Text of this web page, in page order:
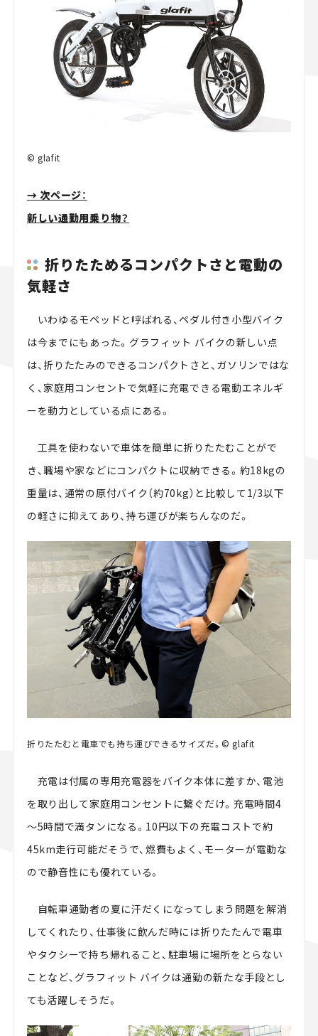
© glafit
→ 次ページ：
新しい通勤用乗り物？
折りたためるコンパクトさと電動の
気軽さ
いわゆるモペッドと呼ばれる、ペダル付き小型バイク
は今までにもあった。グラフィット バイクの新しい点
は、折りたたみのできるコンパクトさと、ガソリンではな
く、家庭用コンセントで気軽に充電できる電動エネルギ
ーを動力としている点にある。
工具を使わないで車体を簡単に折りたたむことがで
き、職場や家などにコンパクトに収納できる。約18kgの
重量は、通常の原付バイク（約70kg）と比較して1/3以下
の軽さに抑えてあり、持ち運びが楽ちんなのだ。
折りたたむと電車でも持ち運びできるサイズだ。© glafit
充電は付属の専用充電器をバイク本体に差すか、電池
を取り出して家庭用コンセントに繋ぐだけ。充電時間4
～5時間で満タンになる。10円以下の充電コストで約
45km走行可能だそうで、燃費もよく、モーターが電動な
ので静音性にも優れている。
自転車通勤者の夏に汗だくになってしまう問題を解消
してくれたり、仕事後に飲んだ時には折りたたんで電車
やタクシーで持ち帰れること、駐車場に場所をとらない
ことなど、グラフィット バイクは通勤の新たな手段とし
ても活躍しそうだ。